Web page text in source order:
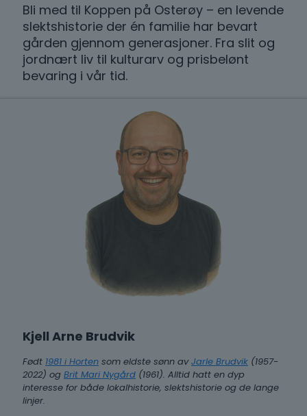
Bli med til Koppen på Osterøy – en levende
slektshistorie der én familie har bevart
gården gjennom generasjoner. Fra slit og
jordnært liv til kulturarv og prisbelønt
bevaring i vår tid.
Kjell Arne Brudvik
Født 1981 i Horten som eldste sønn avJarle Brudvik (1957-
2022) og Brit Mari Nygård (1961). Alltid hatt en dyp
interesse for både lokalhistorie, slektshistorie og de lange
linjer.